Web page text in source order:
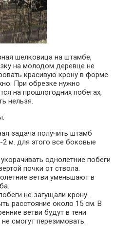
шелковица на штамбе,
на молодом деревце не
красивую крону в форме
При обрезке нужно
на прошлогодних побегах,
нельзя.
задача получить штамб
м. для этого все боковые
однолетние побеги
почки от ствола.
ветви уменьшают в
не загущали крону.
расстояние около 15 см. В
ветви будут в тени
смогут перезимовать.